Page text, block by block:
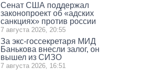
Сенат США поддержал
законопроект об «адских
санкциях» против россии
7 августа 2026, 20:55
За экс-госсекретаря МИД
Банькова внесли залог, он
вышел из СИЗО
7 августа 2026, 16:51